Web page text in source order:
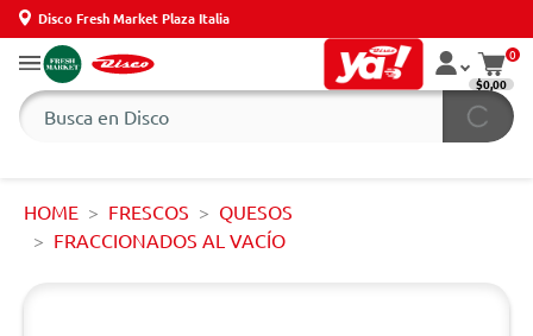
Disco Fresh Market Plaza Italia
0
$0,00
HOME FRESCOS
QUESOS
FRACCIONADOS AL VACÍO